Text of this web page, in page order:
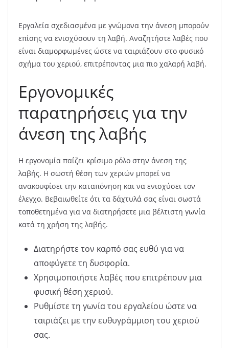
Εργαλεία σχεδιασμένα με γνώμονα την άνεση μπορούν
επίσης να ενισχύσουν τη λαβή. Αναζητήστε λαβές που
είναι διαμορφωμένες ώστε να ταιριάζουν στο φυσικό
σχήμα του χεριού, επιτρέποντας μια πιο χαλαρή λαβή.
Εργονομικές
παρατηρήσεις για την
άνεση της λαβής
Η εργονομία παίζει κρίσιμο ρόλο στην άνεση της
λαβής. Η σωστή θέση των χεριών μπορεί να
ανακουφίσει την καταπόνηση και να ενισχύσει τον
έλεγχο. Βεβαιωθείτε ότι τα δάχτυλά σας είναι σωστά
τοποθετημένα για να διατηρήσετε μια βέλτιστη γωνία
κατά τη χρήση της λαβής.
Διατηρήστε τον καρπό σας ευθύ για να
αποφύγετε τη δυσφορία.
Χρησιμοποιήστε λαβές που επιτρέπουν μια
φυσική θέση χεριού.
Ρυθμίστε τη γωνία του εργαλείου ώστε να
ταιριάζει με την ευθυγράμμιση του χεριού
σας.